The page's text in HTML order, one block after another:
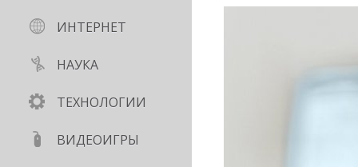
ИНТЕРНЕТ
НАУКА
ТЕХНОЛОГИИ
ВИДЕОИГРЫ